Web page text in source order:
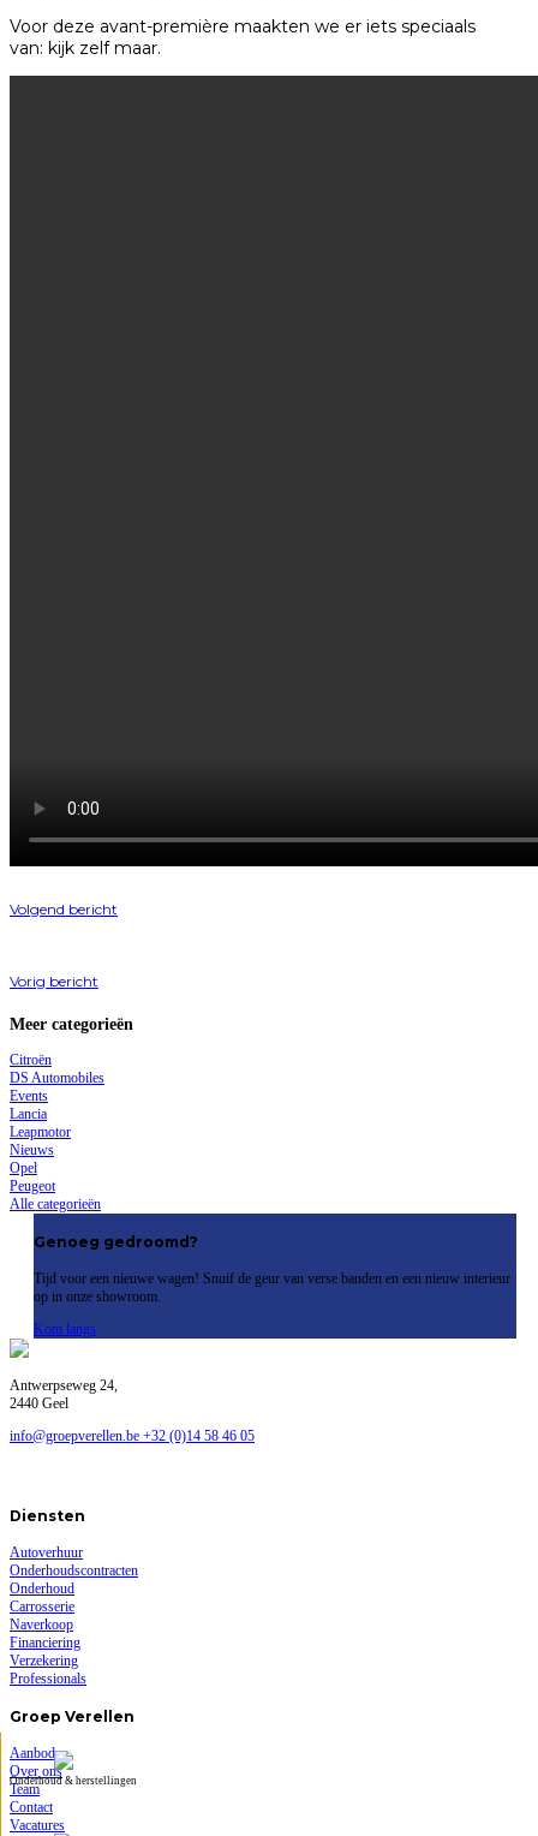
Onderhoud & herstellingen
Voor deze avant-première maakten we er iets speciaals
van: kijk zelf maar.
Volgend bericht
Vorig bericht
Meer categorieën
Citroën
DS Automobiles
Events
Lancia
Leapmotor
Nieuws
Opel
Peugeot
Alle categorieën
Genoeg gedroomd?
Tijd voor een nieuwe wagen! Snuif de geur van verse banden en een nieuw interieur
op in onze showroom.
Kom langs
Antwerpseweg 24,
2440 Geel
info@groepverellen.be +32 (0)14 58 46 05
Diensten
Autoverhuur
Onderhoudscontracten
Onderhoud
Carrosserie
Naverkoop
Financiering
Verzekering
Professionals
Groep Verellen
Aanbod
Over ons
Team
Contact
Vacatures